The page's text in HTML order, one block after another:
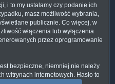
i to my ustalamy czy podanie ich
masz możliwość wybrania,
publicznie. Co więcej, w
włączenia lub wyłączenia
przez oprogramowanie
bezpieczne, niemniej nie należy
witrynach internetowych. Hasło to